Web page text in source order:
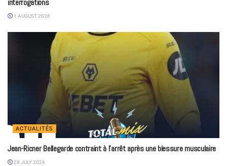
interrogations
1 AUGUST 2026
ACTUALITÉS
Jean-Ricner Bellegarde contraint à l’arrêt après une blessure musculaire
28 JULY 2026